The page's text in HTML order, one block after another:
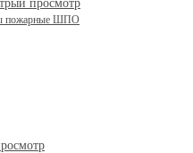
просмотр
пожарные ШПО